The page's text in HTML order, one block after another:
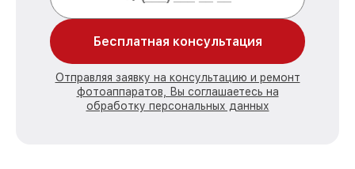
Бесплатная консультация
Отправляя заявку на консультацию и ремонт
фотоаппаратов, Вы соглашаетесь на
обработку персональных данных